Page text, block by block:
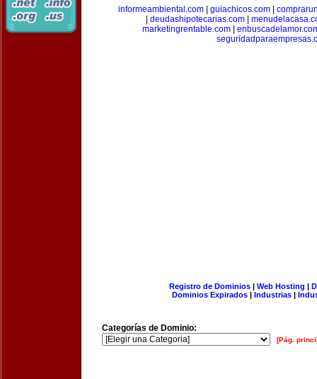
informeambiental.com
guiachicos.com
deudashipotecarias.com|
marketingrentable.com|
Registro de Dominios| Web Hosting |
Dominios Expirados | Industrias |
Categorías de Dominio:
[Pág.